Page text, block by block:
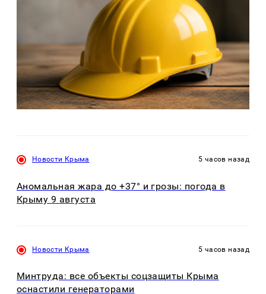
Новости Крыма 5 часов назад
Аномальная жара до +37° и грозы: погода в
Крыму 9 августа
Новости Крыма 5 часов назад
Минтруда: все объекты соцзащиты Крыма
оснастили генераторами